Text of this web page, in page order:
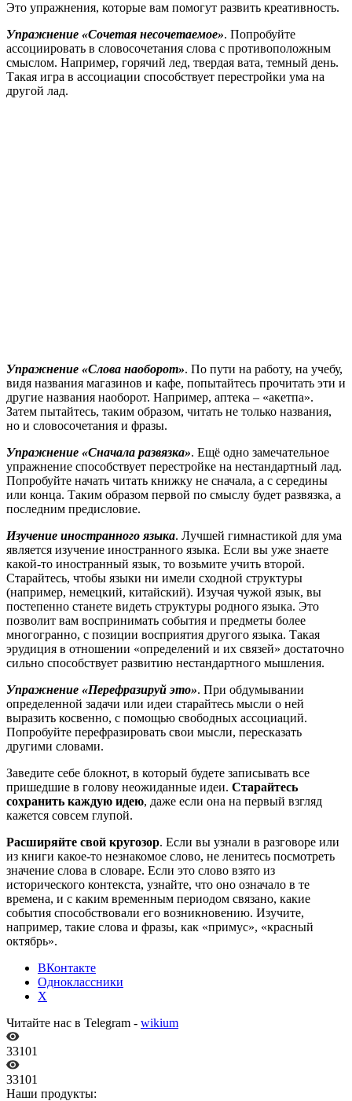
Это упражнения, которые вам помогут развить креативность.
Упражнение «Сочетая несочетаемое». Попробуйте
ассоциировать в словосочетания слова с противоположным
смыслом. Например, горячий лед, твердая вата, темный день.
Такая игра в ассоциации способствует перестройки ума на
другой лад.
Упражнение «Слова наоборот». По пути на работу, на учебу,
видя названия магазинов и кафе, попытайтесь прочитать эти и
другие названия наоборот. Например, аптека – «акетпа».
Затем пытайтесь, таким образом, читать не только названия,
но и словосочетания и фразы.
Упражнение «Сначала развязка». Ещё одно замечательное
упражнение способствует перестройке на нестандартный лад.
Попробуйте начать читать книжку не сначала, а с середины
или конца. Таким образом первой по смыслу будет развязка, а
последним предисловие.
Изучение иностранного языка. Лучшей гимнастикой для ума
является изучение иностранного языка. Если вы уже знаете
какой-то иностранный язык, то возьмите учить второй.
Старайтесь, чтобы языки ни имели сходной структуры
(например, немецкий, китайский). Изучая чужой язык, вы
постепенно станете видеть структуры родного языка. Это
позволит вам воспринимать события и предметы более
многогранно, с позиции восприятия другого языка. Такая
эрудиция в отношении «определений и их связей» достаточно
сильно способствует развитию нестандартного мышления.
Упражнение «Перефразируй это». При обдумывании
определенной задачи или идеи старайтесь мысли о ней
выразить косвенно, с помощью свободных ассоциаций.
Попробуйте перефразировать свои мысли, пересказать
другими словами.
Заведите себе блокнот, в который будете записывать все
пришедшие в голову неожиданные идеи. Старайтесь
сохранить каждую идею, даже если она на первый взгляд
кажется совсем глупой.
Расширяйте свой кругозор. Если вы узнали в разговоре или
из книги какое-то незнакомое слово, не ленитесь посмотреть
значение слова в словаре. Если это слово взято из
исторического контекста, узнайте, что оно означало в те
времена, и с каким временным периодом связано, какие
события способствовали его возникновению. Изучите,
например, такие слова и фразы, как «примус», «красный
октябрь».
ВКонтакте
Одноклассники
X
Читайте нас в Telegram - wikium
33101
33101
Наши продукты: